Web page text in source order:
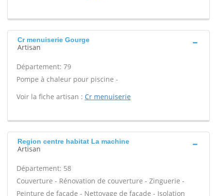
Cr menuiserie Gourge
Artisan
Département: 79
Pompe à chaleur pour piscine -
Voir la fiche artisan : Cr menuiserie
Region centre habitat La machine
Artisan
Département: 58
Couverture - Rénovation de couverture - Zinguerie -
Peinture de façade - Nettoyage de façade - Isolation